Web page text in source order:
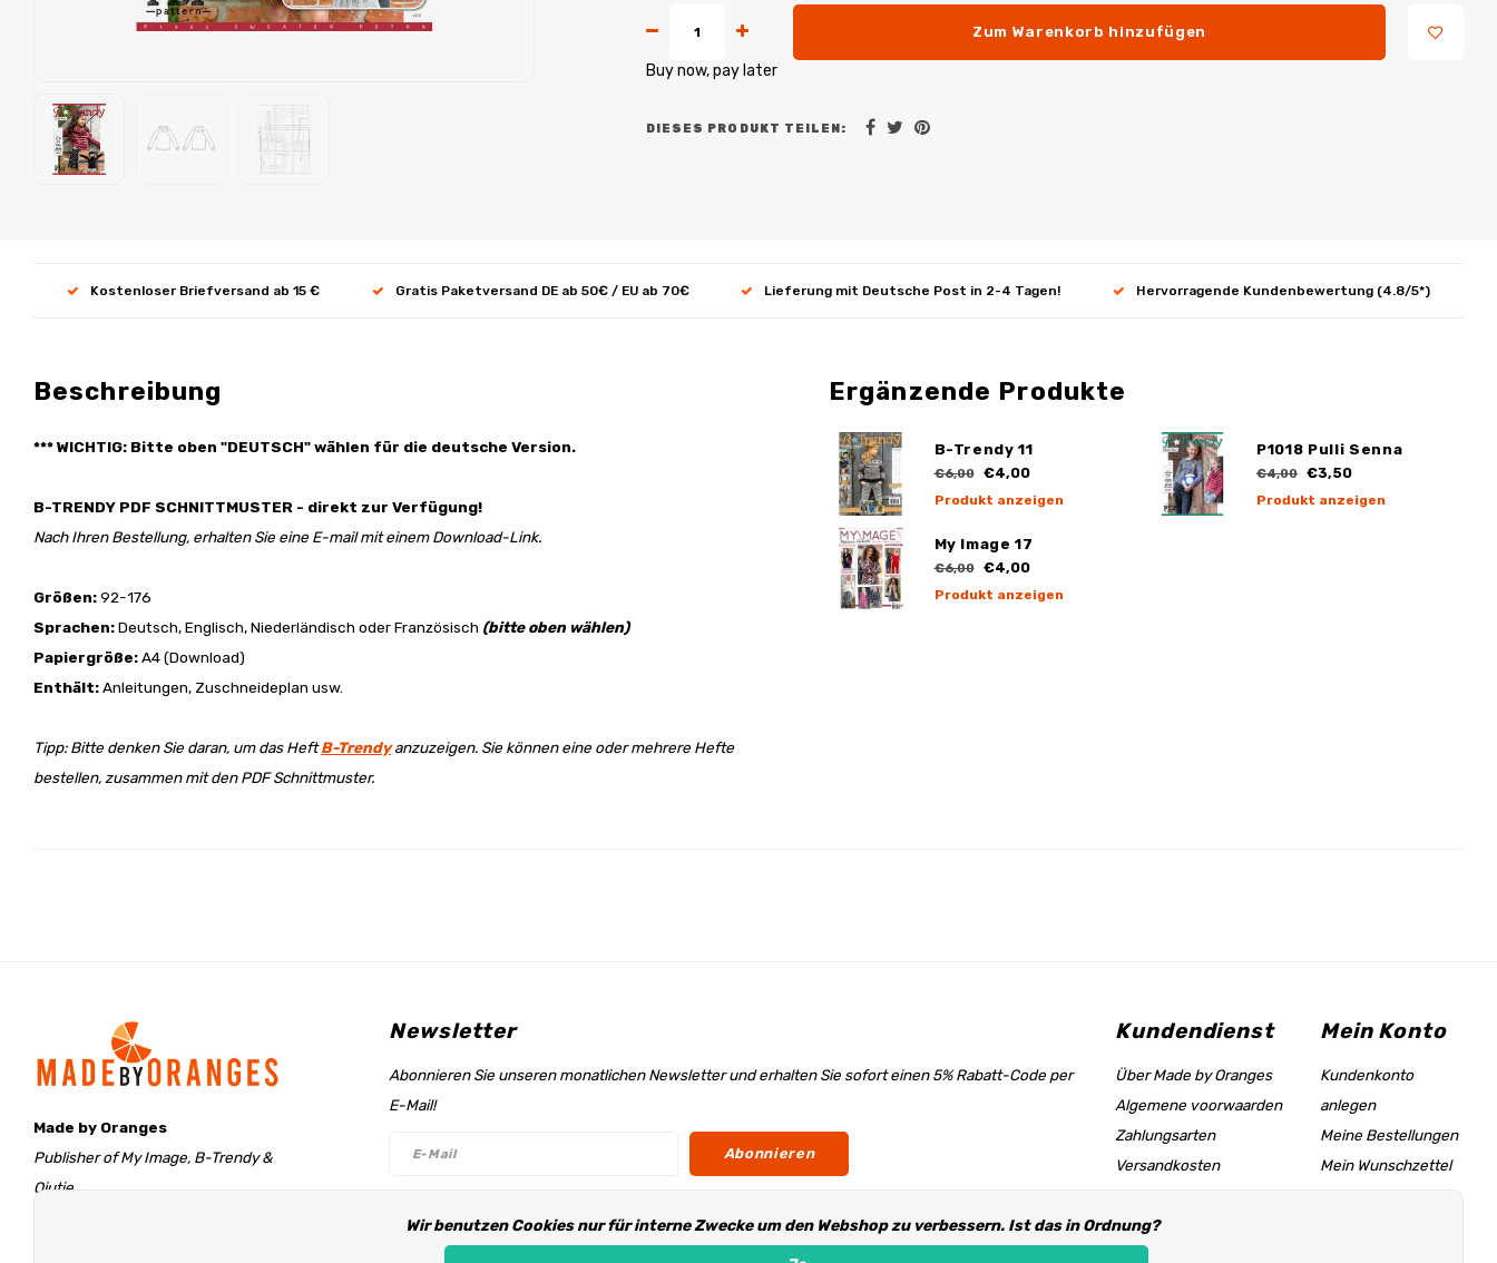
Zum Warenkorb hinzufügen
Buy now, pay later
DIESES PRODUKT TEILEN:
Kostenloser Briefversand ab 15 € Gratis Paketversand DE ab 50€ / EU ab 70€ Lieferung mit Deutsche Post in 2-4 Tagen! Hervorragende Kundenbewertung (4.8/5*)
Beschreibung
*** WICHTIG: Bitte oben "DEUTSCH" wählen für die deutsche Version.
B-TRENDY PDF SCHNITTMUSTER - direkt zur Verfügung!
Nach Ihren Bestellung, erhalten Sie eine E-mail mit einem Download-Link.
Größen:92-176
Sprachen:Deutsch, Englisch, Niederländisch oder Französisch (bitte oben wählen)
Papiergröße:A4 (Download)
Enthält:Anleitungen, Zuschneideplan usw.
Tipp: Bitte denken Sie daran, um das HeftB-Trendyanzuzeigen. Sie können eine oder mehrere Hefte
bestellen, zusammen mit den PDF Schnittmuster.
Ergänzende Produkte
B-Trendy 11
€6,00 €4,00
Produkt anzeigen
P1018 Pulli Senna
€4,00 €3,50
Produkt anzeigen
My Image 17
€6,00 €4,00
Produkt anzeigen
Made by Oranges
Publisher of My Image, B-Trendy &
Qjutie
Newsletter
Abonnieren Sie unseren monatlichen Newsletter und erhalten Sie sofort einen 5% Rabatt-Code per
E-Mail!
Abonnieren
Folge uns
Kundendienst
Über Made by Oranges
Algemene voorwaarden
Zahlungsarten
Versandkosten
Größentabelle &
Hilfeseite
Händler Informationen
Mein Konto
Kundenkonto
anlegen
Meine Bestellungen
Mein Wunschzettel
Wir benutzen Cookies nur für interne Zwecke um den Webshop zu verbessern. Ist das in Ordnung?